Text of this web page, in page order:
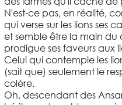
N'est-ce pas, en réalité,
qui verse sur les lions ses
et semble être la main du
prodigue ses faveurs aux
Celui qui contemple les
(sait que) seulement le
colère.
Oh, descendant des